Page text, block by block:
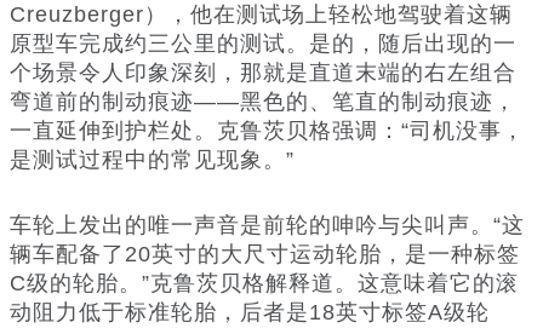
Creuzberger），他在测试场上轻松地驾驶着这辆
原型车完成约三公里的测试。是的，随后出现的一
个场景令人印象深刻，那就是直道末端的右左组合
弯道前的制动痕迹——黑色的、笔直的制动痕迹，
一直延伸到护栏处。克鲁茨贝格强调：“司机没事，
是测试过程中的常见现象。”
车轮上发出的唯一声音是前轮的呻吟与尖叫声。“这
辆车配备了20英寸的大尺寸运动轮胎，是一种标签
C级的轮胎。”克鲁茨贝格解释道。这意味着它的滚
动阻力低于标准轮胎，后者是18英寸标签A级轮